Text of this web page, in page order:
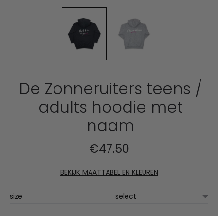
De Zonneruiters teens /
adults hoodie met
naam
€47.50
BEKIJK MAATTABEL EN KLEUREN
size